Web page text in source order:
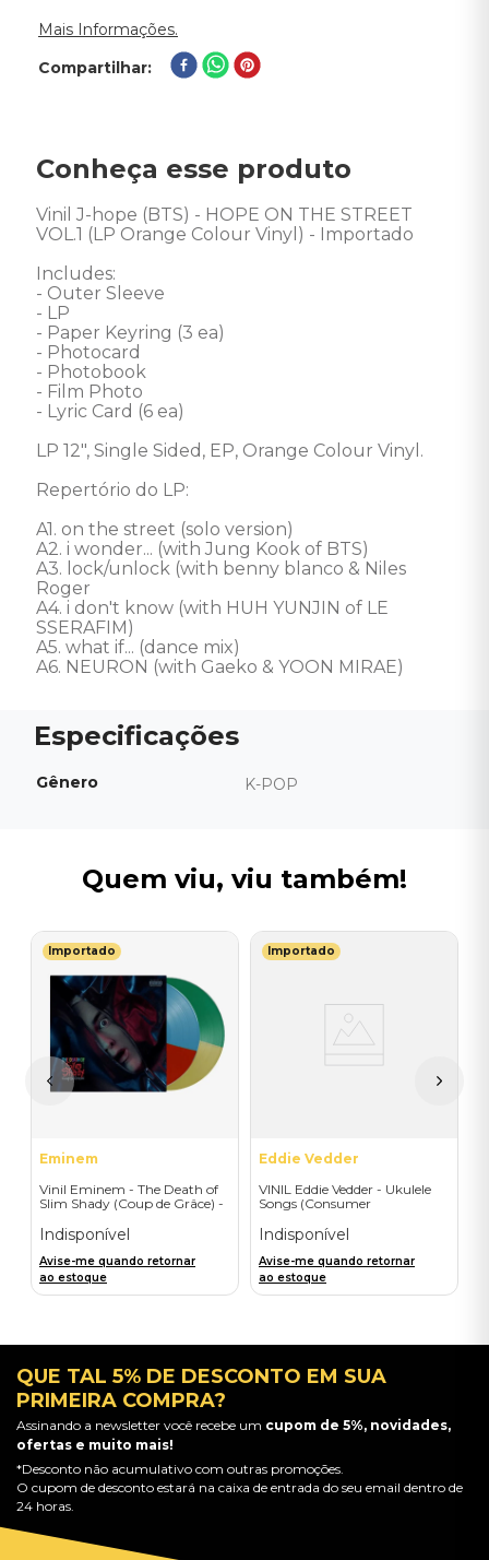
Mais Informações.
Compartilhar
Conheça esse produto
Vinil J-hope (BTS) - HOPE ON THE STREET
VOL.1 (LP Orange Colour Vinyl) - Importado
Includes:
- Outer Sleeve
- LP
- Paper Keyring (3 ea)
- Photocard
- Photobook
- Film Photo
- Lyric Card (6 ea)
LP 12", Single Sided, EP, Orange Colour Vinyl.
Repertório do LP:
A1. on the street (solo version)
A2. i wonder... (with Jung Kook of BTS)
A3. lock/unlock (with benny blanco & Niles
Roger
A4. i don't know (with HUH YUNJIN of LE
SSERAFIM)
A5. what if... (dance mix)
A6. NEURON (with Gaeko & YOON MIRAE)
Gênero K-POP
Quem viu, viu também!
Importado
Eminem
Vinil Eminem - The Death of
Slim Shady (Coup de Grâce) -
Indisponível
Avise-me quando retornar
ao estoque
Importado
Eddie Vedder
VINIL Eddie Vedder - Ukulele
Songs (Consumer
Indisponível
Avise-me quando retornar
ao estoque
QUE TAL 5% DE DESCONTO EM SUA
PRIMEIRA COMPRA?
Assinando a newsletter você recebe um cupom de 5%, novidades,
ofertas e muito mais!
*Desconto não acumulativo com outras promoções.
O cupom de desconto estará na caixa de entrada do seu email dentro de
24 horas.